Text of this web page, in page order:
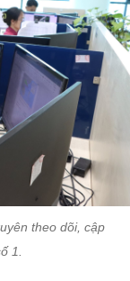
theo dõi, cập
1.